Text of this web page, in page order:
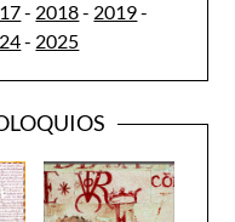
- 2018- 2019-
- 2025